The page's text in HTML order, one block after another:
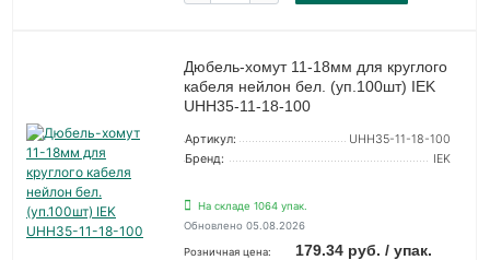
Дюбель-хомут 11-18мм для круглого
кабеля нейлон бел. (уп.100шт) IEK
UHH35-11-18-100
Артикул:
UHH35-11-18-100
Бренд:
IEK
На складе 1064 упак.
Обновлено 05.08.2026
Розничная цена: 179.34 руб. / упак.